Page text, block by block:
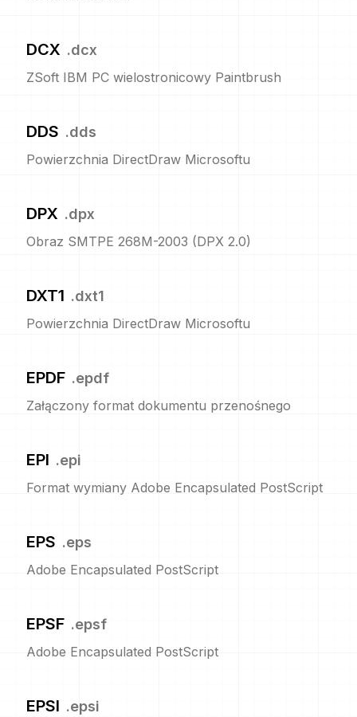
DCX .dcx
ZSoft IBM PC wielostronicowy Paintbrush
DDS .dds
Powierzchnia DirectDraw Microsoftu
DPX .dpx
Obraz SMTPE 268M-2003 (DPX 2.0)
DXT1 .dxt1
Powierzchnia DirectDraw Microsoftu
EPDF .epdf
Załączony format dokumentu przenośnego
EPI .epi
Format wymiany Adobe Encapsulated PostScript
EPS .eps
Adobe Encapsulated PostScript
EPSF .epsf
Adobe Encapsulated PostScript
EPSI .epsi